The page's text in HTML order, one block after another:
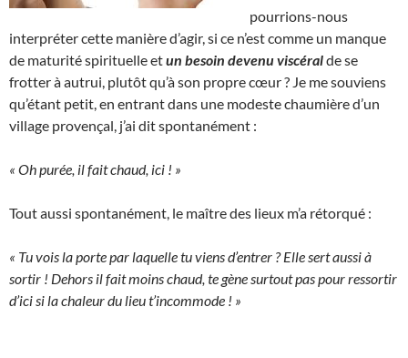
pourrions-nous
interpréter cette manière d’agir, si ce n’est comme un manque
de maturité spirituelle etun besoin devenu viscéralde se
frotter à autrui, plutôt qu’à son propre cœur ? Je me souviens
qu’étant petit, en entrant dans une modeste chaumière d’un
village provençal, j’ai dit spontanément :
« Oh purée, il fait chaud, ici ! »
Tout aussi spontanément, le maître des lieux m’a rétorqué :
« Tu vois la porte par laquelle tu viens d’entrer ? Elle sert aussi à
sortir ! Dehors il fait moins chaud, te gène surtout pas pour ressortir
d’ici si la chaleur du lieu t’incommode ! »